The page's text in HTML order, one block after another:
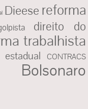
Dieese reforma
direito do
trabalhista
estadual CONTRACS
Bolsonaro